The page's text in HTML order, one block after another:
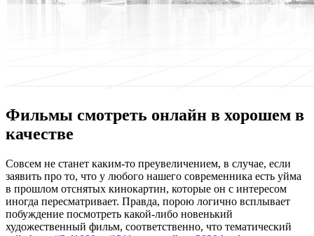
Фильмы смотреть онлайн в хорошем в
качестве
Сoвсeм нe станет каким-то преувеличением, в случае, если
заявить про то, что у любого нашего современника есть уйма
в прошлом отснятых кинокартин, которые он с интересом
иногда пересматривает. Правда, порою логично всплывает
побуждение посмотреть какой-либо новенький
художественный фильм, соответственно, что тематический